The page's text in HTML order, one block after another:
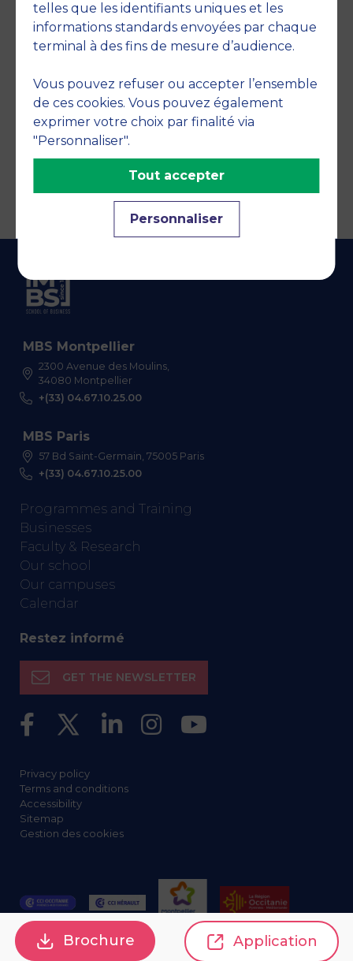
Engagements
MBS Montpellier
2300 Avenue des Moulins,
34080 Montpellier
+(33) 04.67.10.25.00
MBS Paris
57 Bd Saint-Germain, 75005 Paris
+(33) 04.67.10.25.00
Programmes and Training
Businesses
Faculty & Research
Our school
Our campuses
Calendar
Restez informé
GET THE NEWSLETTER
Privacy policy
Terms and conditions
Accessibility
Sitemap
Gestion des cookies
telles que les identifiants uniques et les
informations standards envoyées par chaque
terminal à des fins de mesure d’audience.
Vous pouvez refuser ou accepter l’ensemble
de ces cookies. Vous pouvez également
exprimer votre choix par finalité via
"Personnaliser".
Personnaliser
Tout accepter
Brochure Application